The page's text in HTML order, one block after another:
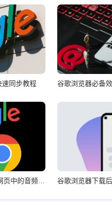
速同步教程 谷歌浏览器必备
如何通过google Chrome提高网页中的音频播放质量